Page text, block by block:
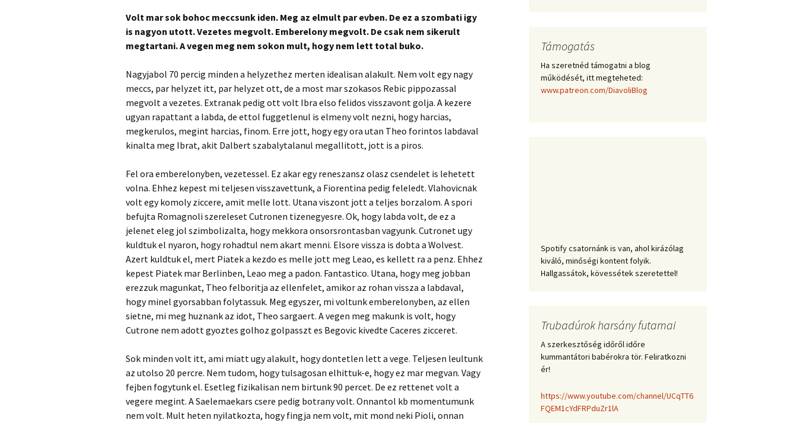
Volt mar sok bohoc meccsunk iden. Meg az elmult par evben. De ez a szombati igy
is nagyon utott. Vezetes megvolt. Emberelony megvolt. De csak nem sikerult
megtartani. A vegen meg nem sokon mult, hogy nem lett total buko.
Nagyjabol 70 percig minden a helyzethez merten idealisan alakult. Nem volt egy nagy
meccs, par helyzet itt, par helyzet ott, de a most mar szokasos Rebic pippozassal
megvolt a vezetes. Extranak pedig ott volt Ibra elso felidos visszavont golja. A kezere
ugyan rapattant a labda, de ettol fuggetlenul is elmeny volt nezni, hogy harcias,
megkerulos, megint harcias, finom. Erre jott, hogy egy ora utan Theo forintos labdaval
kinalta meg Ibrat, akit Dalbert szabalytalanul megallitott, jott is a piros.
Fel ora emberelonyben, vezetessel. Ez akar egy reneszansz olasz csendelet is lehetett
volna. Ehhez kepest mi teljesen visszavettunk, a Fiorentina pedig feleledt. Vlahovicnak
volt egy komoly ziccere, amit melle lott. Utana viszont jott a teljes borzalom. A spori
befujta Romagnoli szereleset Cutronen tizenegyesre. Ok, hogy labda volt, de ez a
jelenet eleg jol szimbolizalta, hogy mekkora onsorsrontasban vagyunk. Cutronet ugy
kuldtuk el nyaron, hogy rohadtul nem akart menni. Elsore vissza is dobta a Wolvest.
Azert kuldtuk el, mert Piatek a kezdo es melle jott meg Leao, es kellett ra a penz. Ehhez
kepest Piatek mar Berlinben, Leao meg a padon. Fantastico. Utana, hogy meg jobban
erezzuk magunkat, Theo felboritja az ellenfelet, amikor az rohan vissza a labdaval,
hogy minel gyorsabban folytassuk. Meg egyszer, mi voltunk emberelonyben, az ellen
sietne, mi meg huznank az idot, Theo sargaert. A vegen meg makunk is volt, hogy
Cutrone nem adott gyoztes golhoz golpasszt es Begovic kivedte Caceres zicceret.
Sok minden volt itt, ami miatt ugy alakult, hogy dontetlen lett a vege. Teljesen leultunk
az utolso 20 percre. Nem tudom, hogy tulsagosan elhittuk-e, hogy ez mar megvan. Vagy
fejben fogytunk el. Esetleg fizikalisan nem birtunk 90 percet. De ez rettenet volt a
vegere megint. A Saelemaekars csere pedig botrany volt. Onnantol kb momentumunk
nem volt. Mult heten nyilatkozta, hogy fingja nem volt, mit mond neki Pioli, onnan
Támogatás
Ha szeretnéd támogatni a blog
működését, itt megteheted:
www.patreon.com/DiavoliBlog
Spotify csatornánk is van, ahol kirázólag
kiváló, minőségi kontent folyik.
Hallgassátok, kövessétek szeretettel!
Trubadúrok harsány futamai
A szerkesztőség időről időre
kummantátori babérokra tör. Feliratkozni
ér!
https://www.youtube.com/channel/UCqTT6
FQEM1cYdFRPduZr1lA